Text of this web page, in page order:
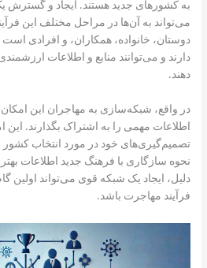
به کشورهای جدید هستند. ایجاد و گسترش
می‌تواند به آن‌ها در مراحل مختلف این
دوستان، خانواده، همکاران، و افرادی
دارند و می‌توانند منابع و اطلاعات ارزشمندی
دهند.
در واقع، شبکه‌سازی به مهاجران این
اطلاعات مهمی را به اشتراک بگذارند. این
تصمیم‌گیری‌های خود در مورد انتخاب
نحوه سازگاری با فرهنگ جدید اطلاعات
دلیل، ایجاد یک شبکه قوی می‌تواند اولین
فرآیند مهاجرت باشد.